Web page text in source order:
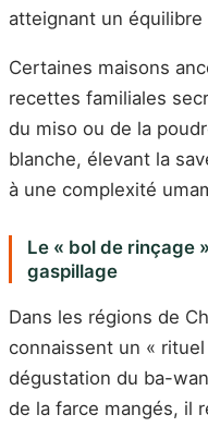
atteignant un
Certaines maisons
recettes familiales
du miso ou de la
blanche, élevant la
à une complexité
Le « bol de rinçage
gaspillage
Dans les régions de
connaissent un «
dégustation du ba-
de la farce mangés, il